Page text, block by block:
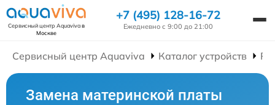
Сервисный центр Aquavivaв
Москве
+7 (495) 128-16-72
Ежедневно с 9:00 до 21:00
Сервисный центр Aquaviva Каталог устройств
Замена материнской платы